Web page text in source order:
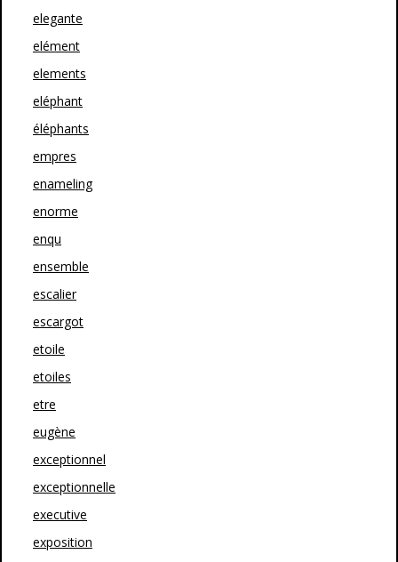
elegante
elément
elements
eléphant
éléphants
empres
enameling
enorme
enqu
ensemble
escalier
escargot
etoile
etoiles
etre
eugène
exceptionnel
exceptionnelle
executive
exposition